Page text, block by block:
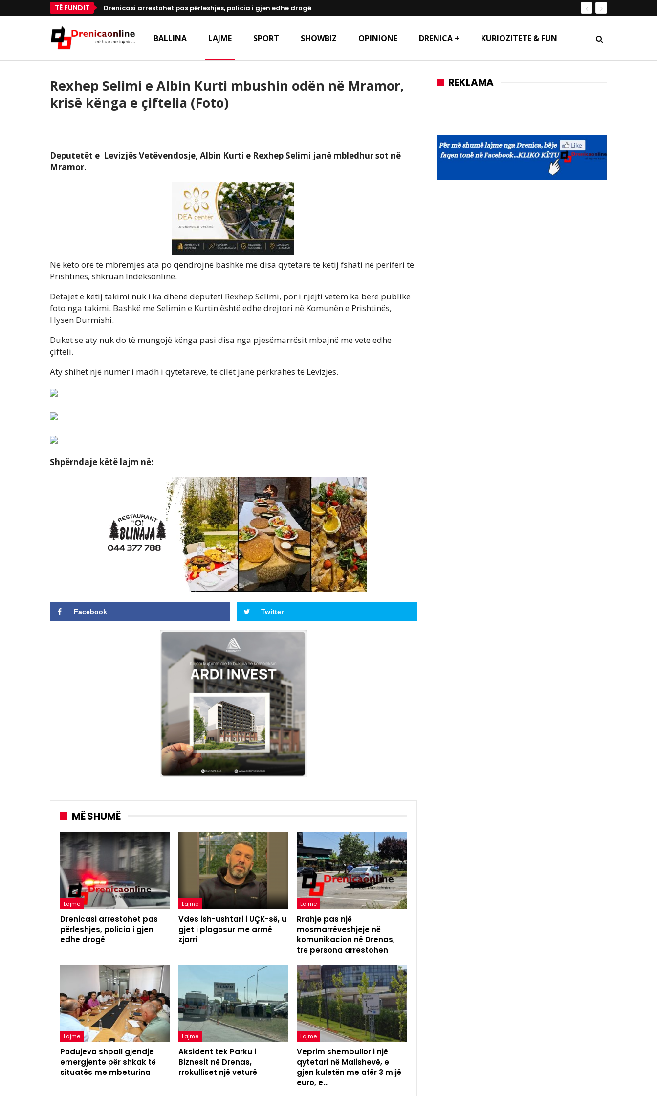
TË FUNDIT Drenicasi arrestohet pas përleshjes, policia i gjen edhe drogë
BALLINA LAJME SPORT SHOWBIZ OPINIONE DRENICA + KURIOZITETE & FUN
Rexhep Selimi e Albin Kurti mbushin odën në Mramor,
krisë kënga e çiftelia (Foto)
Deputetët e Levizjës Vetëvendosje, Albin Kurti e Rexhep Selimi janë mbledhur sot në
Mramor.
Në këto orë të mbrëmjes ata po qëndrojnë bashkë më disa qytetarë të këtij fshati në periferi të
Prishtinës, shkruan Indeksonline.
Detajet e këtij takimi nuk i ka dhënë deputeti Rexhep Selimi, por i njëjti vetëm ka bërë publike
foto nga takimi. Bashkë me Selimin e Kurtin është edhe drejtori në Komunën e Prishtinës,
Hysen Durmishi.
Duket se aty nuk do të mungojë kënga pasi disa nga pjesëmarrësit mbajnë me vete edhe
çifteli.
Aty shihet një numër i madh i qytetarëve, të cilët janë përkrahës të Lëvizjes.
Shpërndaje këtë lajm në:
Facebook Twitter
MË SHUMË
Lajme
Drenicasi arrestohet pas
përleshjes, policia i gjen
edhe drogë
Lajme
Vdes ish-ushtari i UÇK-së, u
gjet i plagosur me armë
zjarri
Lajme
Rrahje pas një
mosmarrëveshjeje në
komunikacion në Drenas,
tre persona arrestohen
Lajme
Podujeva shpall gjendje
emergjente për shkak të
situatës me mbeturina
Lajme
Aksident tek Parku i
Biznesit në Drenas,
rrokulliset një veturë
Lajme
Veprim shembullor i një
qytetari në Malishevë, e
gjen kuletën me afër 3 mijë
euro, e…
REKLAMA